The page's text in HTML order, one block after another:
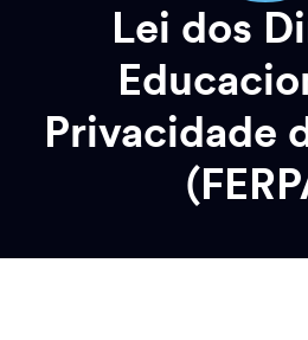
Lei dos
Privacidade